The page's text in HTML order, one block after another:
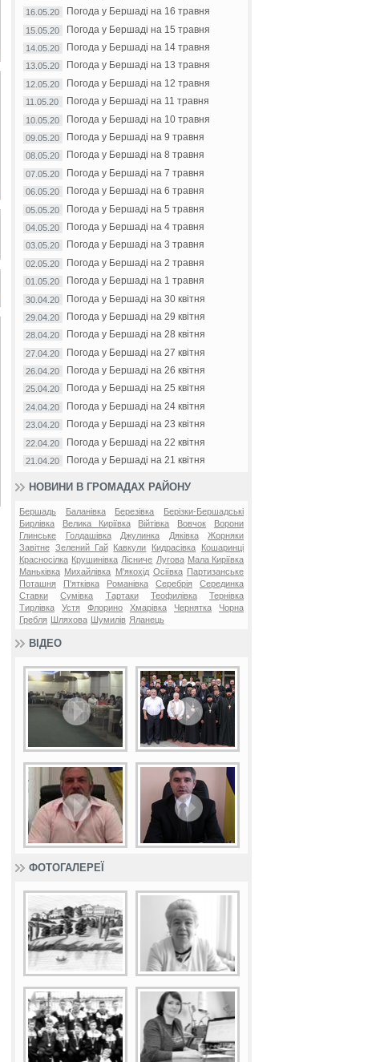
16.05.20 Погода у Бершаді на 16 травня
15.05.20 Погода у Бершаді на 15 травня
14.05.20 Погода у Бершаді на 14 травня
13.05.20 Погода у Бершаді на 13 травня
12.05.20 Погода у Бершаді на 12 травня
11.05.20 Погода у Бершаді на 11 травня
10.05.20 Погода у Бершаді на 10 травня
09.05.20 Погода у Бершаді на 9 травня
08.05.20 Погода у Бершаді на 8 травня
07.05.20 Погода у Бершаді на 7 травня
06.05.20 Погода у Бершаді на 6 травня
05.05.20 Погода у Бершаді на 5 травня
04.05.20 Погода у Бершаді на 4 травня
03.05.20 Погода у Бершаді на 3 травня
02.05.20 Погода у Бершаді на 2 травня
01.05.20 Погода у Бершаді на 1 травня
30.04.20 Погода у Бершаді на 30 квітня
29.04.20 Погода у Бершаді на 29 квітня
28.04.20 Погода у Бершаді на 28 квітня
27.04.20 Погода у Бершаді на 27 квітня
26.04.20 Погода у Бершаді на 26 квітня
25.04.20 Погода у Бершаді на 25 квітня
24.04.20 Погода у Бершаді на 24 квітня
23.04.20 Погода у Бершаді на 23 квітня
22.04.20 Погода у Бершаді на 22 квітня
21.04.20 Погода у Бершаді на 21 квітня
НОВИНИ В ГРОМАДАХ РАЙОНУ
Бершадь Баланівка Березівка
Берізки-Бершадські
Бирлівка
Велика Киріївка Війтівка Вовчок
Ворони
Глинське
Голдашівка Джулинка Дяківка
Жорняки
Завітне Зелений Гай Кавкули Кидрасівка
Кошаринці
Красносілка Крушинівка Лісниче Лугова Мала Киріївка
Маньківка Михайлівка М'якохід Осіївка
Партизанське
Поташня
П'ятківка Романівка Серебрія
Серединка
Ставки
Сумівка Тартаки Теофилівка
Тернівка
Тирлівка
Устя Флорино Хмарівка Чернятка
Чорна
Гребля Шляхова Шумилів Яланець
ВІДЕО
ФОТОГАЛЕРЕЇ